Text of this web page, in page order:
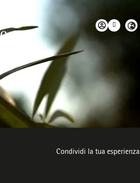
Condividi la tua esperienza